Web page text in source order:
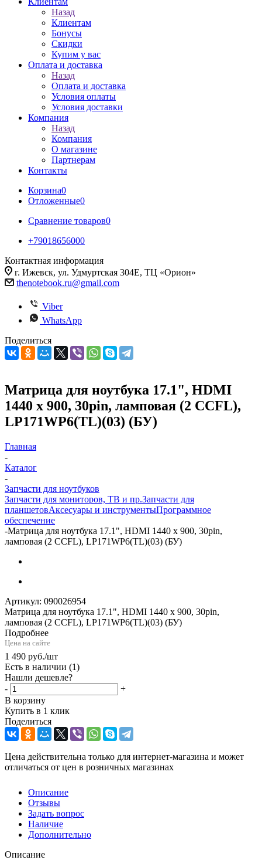
Назад
Клиентам
Бонусы
Скидки
Купим у вас
Оплата и доставка
Назад
Оплата и доставка
Условия оплаты
Условия доставки
Компания
Назад
Компания
О магазине
Партнерам
Контакты
Корзина0
Отложенные0
Сравнение товаров0
+79018656000
Контактная информация
г. Ижевск, ул. Удмуртская 304Е, ТЦ «Орион»
thenotebook.ru@gmail.com
Viber
WhatsApp
Поделиться
Матрица для ноутбука 17.1", HDMI
1440 x 900, 30pin, ламповая (2 CCFL),
LP171WP6(TL)(03) (БУ)
Главная
-
Каталог
-
Запчасти для ноутбуков
Запчасти для мониторов, ТВ и пр.Запчасти для
планшетовАксесуары и инструментыПрограммное
обеспечение
-Матрица для ноутбука 17.1", HDMI 1440 x 900, 30pin,
ламповая (2 CCFL), LP171WP6(TL)(03) (БУ)
Артикул: 090026954
Матрица для ноутбука 17.1", HDMI 1440 x 900, 30pin,
ламповая (2 CCFL), LP171WP6(TL)(03) (БУ)
Подробнее
Цена на сайте
1 490 руб./шт
Есть в наличии (1)
Нашли дешевле?
-
+
В корзину
Купить в 1 клик
Поделиться
Цена действительна только для интернет-магазина и может
отличаться от цен в розничных магазинах
Описание
Отзывы
Задать вопрос
Наличие
Дополнительно
Описание